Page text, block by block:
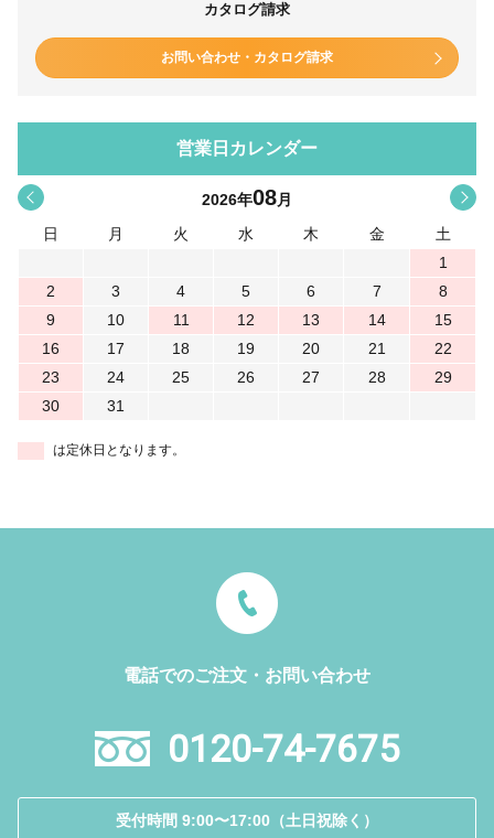
カタログ請求
お問い合わせ・カタログ請求
営業日カレンダー
< >
2026年08月
日
月 火 水 木 金
土
1
2
3 4 5 6 7
8
9
10 11 12 13 14
15
16
17 18 19 20 21
22
23
24 25 26 27 28
29
30
31
は定休日となります。
電話でのご注文・お問い合わせ
0120-74-7675
受付時間 9:00〜17:00（土日祝除く）